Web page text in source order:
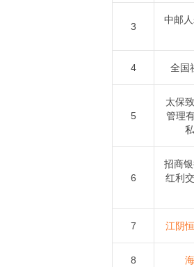
3
中邮
4 全国
5
太保
管理
6
招商
红利
7 江阴
8